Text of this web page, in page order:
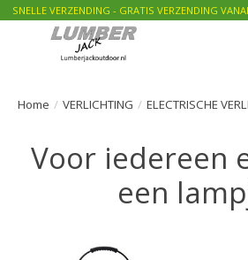
SNELLE VERZENDING - GRATIS VERZENDING
Home / VERLICHTING / ELECTRISCHE
Voor iedereen
een